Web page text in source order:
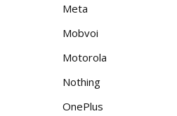
Meta
Mobvoi
Motorola
Nothing
OnePlus